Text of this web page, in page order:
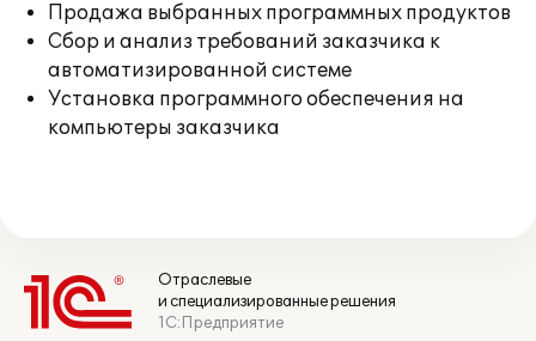
Продажа выбранных программных продуктов
Сбор и анализ требований заказчика к
автоматизированной системе
Установка программного обеспечения на
компьютеры заказчика
Отраслевые
и специализированные решения
1С:Предприятие